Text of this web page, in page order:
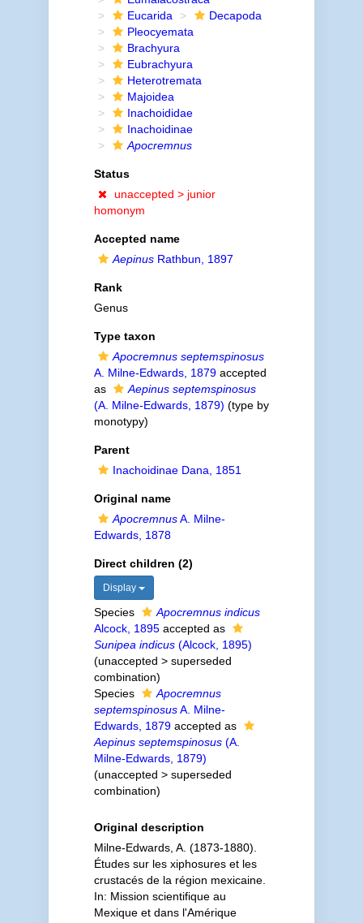
Eucarida
Decapoda
Pleocyemata
Brachyura
Eubrachyura
Heterotremata
Majoidea
Inachoididae
Inachoidinae
Apocremnus
Status
unaccepted > junior
homonym
Accepted name
AepinusRathbun, 1897
Rank
Genus
Type taxon
Apocremnus septemspinosus
A. Milne-Edwards, 1879accepted
as
Aepinus septemspinosus
(A. Milne-Edwards, 1879) (type by
monotypy)
Parent
Inachoidinae Dana, 1851
Original name
ApocremnusA. Milne-
Edwards, 1878
Direct children (2)
Display
Species
Apocremnus indicus
Alcock, 1895accepted as
Sunipea indicus(Alcock, 1895)
(unaccepted > superseded
combination)
Species
Apocremnus
septemspinosusA. Milne-
Edwards, 1879accepted as
Aepinus septemspinosus(A.
Milne-Edwards, 1879)
(unaccepted > superseded
combination)
Original description
Milne-Edwards, A. (1873-1880).
Études sur les xiphosures et les
crustacés de la région mexicaine.
In: Mission scientifique au
Mexique et dans l'Amérique